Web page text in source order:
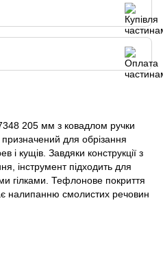
205 мм з ковадлом ручки
для обрізання
і кущів. Завдяки конструкції з
інструмент підходить для
гілками. Тефлонове покриття
налипанню смолистих речовин